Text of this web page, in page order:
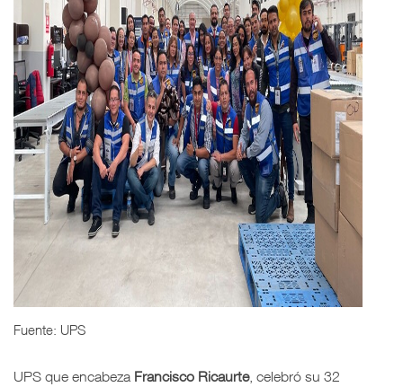
Fuente: UPS
UPS que encabeza Francisco Ricaurte, celebró su 32